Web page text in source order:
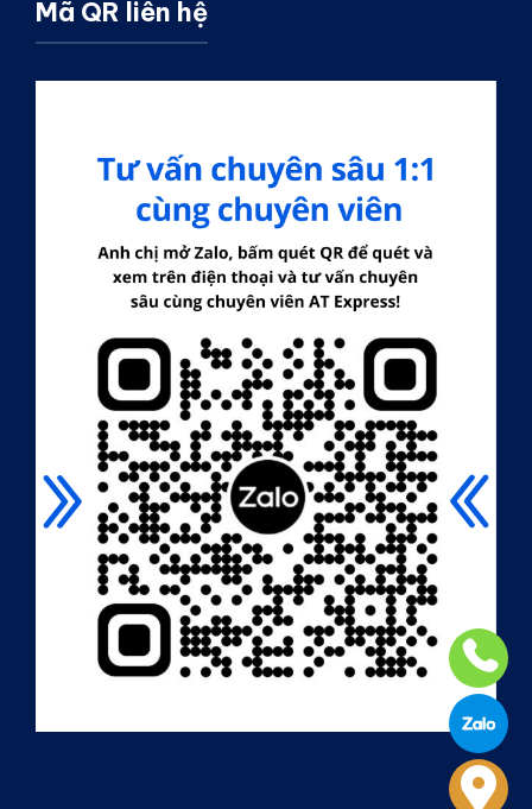
Mã QR liên hệ